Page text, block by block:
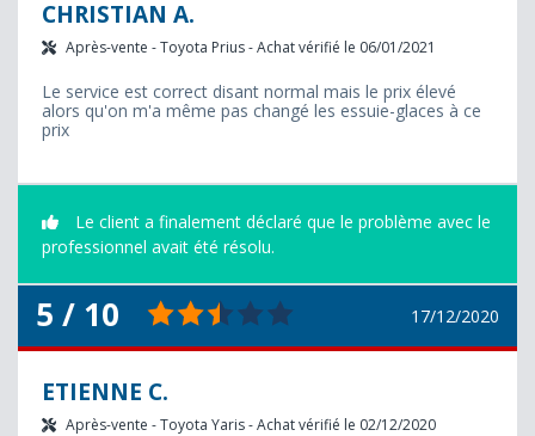
CHRISTIAN A.
Après-vente - Toyota Prius - Achat vérifié le 06/01/2021
Le service est correct disant normal mais le prix élevé
alors qu'on m'a même pas changé les essuie-glaces à ce
prix
Le client a finalement déclaré que le problème avec le
professionnel avait été résolu.
5 / 10 17/12/2020
ETIENNE C.
Après-vente - Toyota Yaris - Achat vérifié le 02/12/2020